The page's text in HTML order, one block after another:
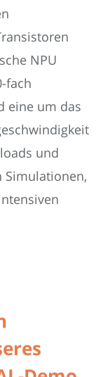
NPU
fach
eine um das
und
Simulationen,